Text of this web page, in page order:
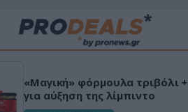
«Μαγική» φόρμουλα τριβόλι +
για αύξηση της λίμπιντο